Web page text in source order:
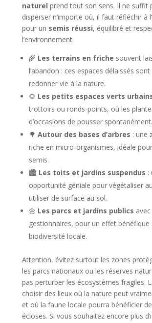
naturel prend tout son sens. Il ne suffit
disperser n’importe où, il faut réfléchir à
pour un semis réussi, équilibré et
l’environnement.
🌾 Les terrains en friche souvent
l’abandon : ces espaces délaissés
redonner vie à la nature.
🌻 Les petits espaces verts
trottoirs ou ronds-points, où les
d’occasions de pousser spontanément.
🌳 Autour des bases d’arbres : une
riche en micro-organismes, idéale
semis.
🏙️ Les toits et jardins suspendus :
opportunité géniale pour végétaliser
utiliser de surface au sol.
🌼 Les parcs et jardins publics avec
gestionnaires, pour un effet bénéfique
biodiversité locale.
Attention, évitez surtout les zones
les parcs nationaux ou les réserves
pas perturber les écosystèmes fragiles.
choisir des lieux où la nature peut
et où la faune locale pourra bénéficier
écloses. Si vous souhaitez encore plus